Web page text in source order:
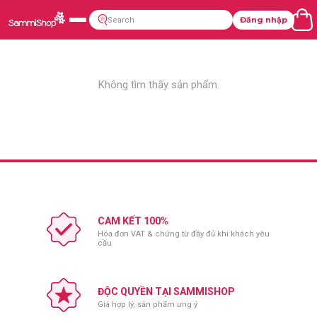
Đăng nhập
Không tìm thấy sản phẩm.
CAM KẾT 100%
Hóa đơn VAT & chứng từ đầy đủ khi khách yêu
cầu
ĐỘC QUYỀN TẠI SAMMISHOP
Giá hợp lý, sản phẩm ưng ý